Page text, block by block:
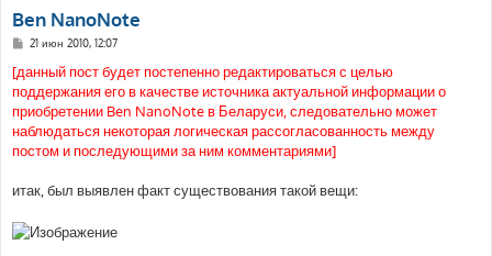
Ben NanoNote
С
о
б
щ
е
н
и
е
21 июн 2010, 12:07
[данный пост будет постепенно редактироваться с целью
поддержания его в качестве источника актуальной информации о
приобретении Ben NanoNote в Беларуси, следовательно может
наблюдаться некоторая логическая рассогласованность между
постом и последующими за ним комментариями]
итак, был выявлен факт существования такой вещи: